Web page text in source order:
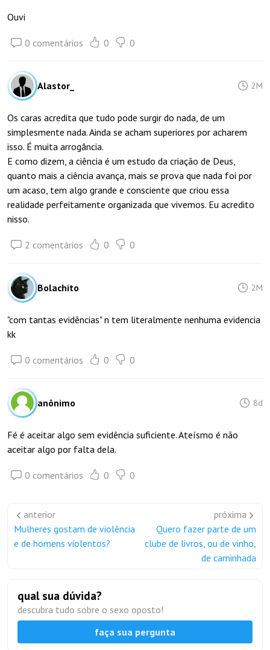
Ouvi
0 comentários 0 0
Alastor_ 2M
Os caras acredita que tudo pode surgir do nada, de um
simplesmente nada. Ainda se acham superiores por acharem
isso. É muita arrogância.
E como dizem, a ciência é um estudo da criação de Deus,
quanto mais a ciência avança, mais se prova que nada foi por
um acaso, tem algo grande e consciente que criou essa
realidade perfeitamente organizada que vivemos. Eu acredito
nisso.
2 comentários 0 0
Bolachito 2M
"com tantas evidências" n tem literalmente nenhuma evidencia
kk
0 comentários 0 0
anônimo 8d
Fé é aceitar algo sem evidência suficiente. Ateísmo é não
aceitar algo por falta dela.
0 comentários 0 0
anterior
Mulheres gostam de violência
e de homens violentos?
próxima
Quero fazer parte de um
clube de livros, ou de vinho,
de caminhada
qual sua dúvida?
descubra tudo sobre o sexo oposto!
faça sua pergunta